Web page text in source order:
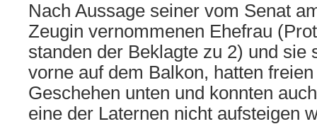
Nach Aussage seiner vom Senat
Zeugin vernommenen Ehefrau
standen der Beklagte zu 2) und sie
vorne auf dem Balkon, hatten
Geschehen unten und konnten
eine der Laternen nicht aufsteigen